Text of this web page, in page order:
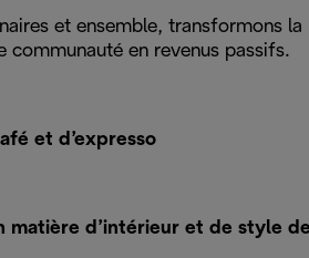
et ensemble, transformons la
communauté en revenus passifs.
et d’expresso
matière d’intérieur et de style